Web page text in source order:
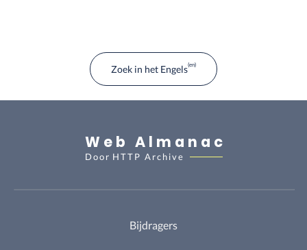
Zoek in het Engels
Web Almanac
Door HTTP Archive
Bijdragers